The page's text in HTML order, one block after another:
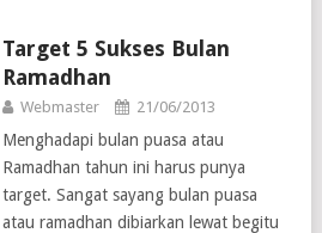
Target 5 Sukses Bulan
Ramadhan
Webmaster 21/06/2013
Menghadapi bulan puasa atau
Ramadhan tahun ini harus punya
target. Sangat sayang bulan puasa
atau ramadhan dibiarkan lewat begitu